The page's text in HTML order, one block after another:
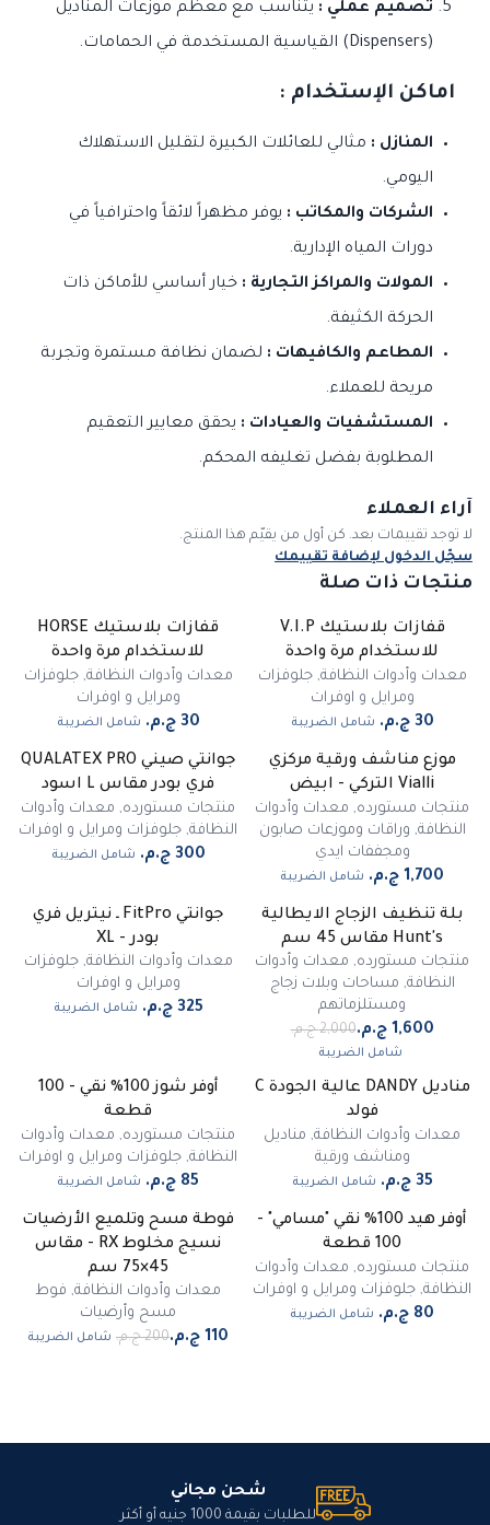
تصميم عملي : يتناسب مع معظم موزعات المناديل
(Dispensers) القياسية المستخدمة في الحمامات.
اماكن الإستخدام :
المنازل : مثالي للعائلات الكبيرة لتقليل الاستهلاك
اليومي.
الشركات والمكاتب : يوفر مظهراً لائقاً واحترافياً في
دورات المياه الإدارية.
المولات والمراكز التجارية : خيار أساسي للأماكن ذات
الحركة الكثيفة.
المطاعم والكافيهات : لضمان نظافة مستمرة وتجربة
مريحة للعملاء.
المستشفيات والعيادات : يحقق معايير التعقيم
المطلوبة بفضل تغليفه المحكم.
آراء العملاء
لا توجد تقييمات بعد. كن أول من يقيّم هذا المنتج.
سجّل الدخول لإضافة تقييمك
منتجات ذات صلة
قفازات بلاستيك V.I.P
للاستخدام مرة واحدة
معدات وأدوات النظافة,جلوفزات
ومرايل و اوفرات
شامل الضريبة
قفازات بلاستيك HORSE
للاستخدام مرة واحدة
معدات وأدوات النظافة,جلوفزات
ومرايل و اوفرات
شامل الضريبة
موزع مناشف ورقية مركزي
Vialli التركي - ابيض
منتجات مستورده, معدات وأدوات
النظافة, وراقات وموزعات صابون
ومجففات ايدي
شامل الضريبة
جوانتي صيني QUALATEX PRO
فري بودر مقاس L اسود
منتجات مستورده, معدات وأدوات
النظافة, جلوفزات ومرايل و اوفرات
شامل الضريبة
%
بلة تنظيف الزجاج الايطالية
Hunt's مقاس 45 سم
منتجات مستورده, معدات وأدوات
النظافة, مساحات وبلات زجاج
ومستلزماتهم
‏2,000 ج.م.‏
شامل الضريبة
جوانتي FitPro ـ نيتريل فري
بودر - XL
معدات وأدوات النظافة,جلوفزات
ومرايل و اوفرات
شامل الضريبة
مناديل DANDY عالية الجودة C
فولد
معدات وأدوات النظافة, مناديل
ومناشف ورقية
شامل الضريبة
أوفر شوز 100% نقي - 100
قطعة
منتجات مستورده, معدات وأدوات
النظافة, جلوفزات ومرايل و اوفرات
شامل الضريبة
أوفر هيد 100% نقي "مسامي" -
100 قطعة
منتجات مستورده, معدات وأدوات
النظافة, جلوفزات ومرايل و اوفرات
شامل الضريبة
%
فوطة مسح وتلميع الأرضيات
نسيج مخلوط RX - مقاس
45×75 سم
معدات وأدوات النظافة, فوط
مسح وأرضيات
شامل الضريبة
شحن مجاني
للطلبات بقيمة 1000 جنيه أو أكثر